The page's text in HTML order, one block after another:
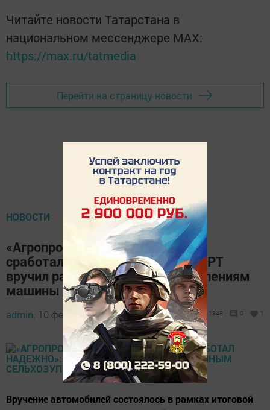
Читайте новости Татарстана в
национальном мессенджере MАХ:
https://max.ru/tatmedia
Перейти на страницу новости
НОВОСТИ
«Агропромышленный комплекс
сработал надежно»: Президент РТ
вручил районным сельхозуправлениям
машины
admin, 10 февраля 2021 - 17:32 1348 0 1
Вручение автомобилей состоялось в рамках итоговой